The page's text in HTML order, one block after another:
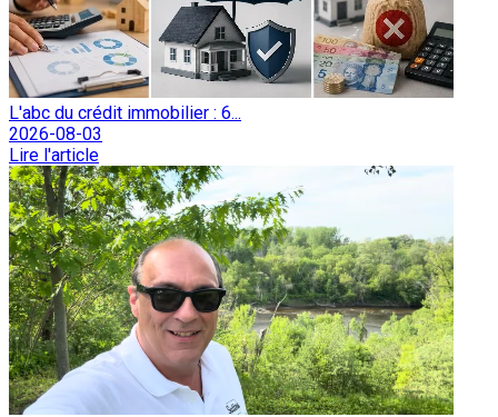
L'abc du crédit immobilier : 6...
2026-08-03
Lire l'article